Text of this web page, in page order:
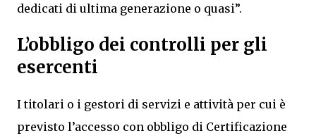
dedicati di ultima generazione o quasi”.
L’obbligo dei controlli per gli
esercenti
I titolari o i gestori di servizi e attività per cui è
previsto l’accesso con obbligo di Certificazione